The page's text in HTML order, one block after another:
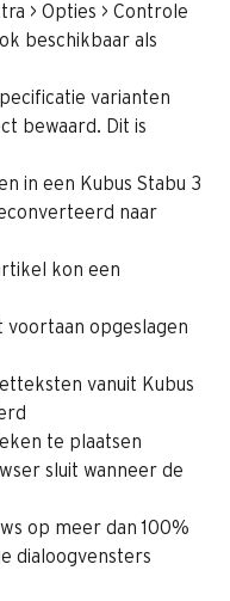
> Opties > Controle
beschikbaar als
varianten
bewaard. Dit is
in een Kubus Stabu 3
naar
kon een
opgeslagen
vanuit Kubus
te plaatsen
sluit wanneer de
op meer dan 100%
dialoogvensters